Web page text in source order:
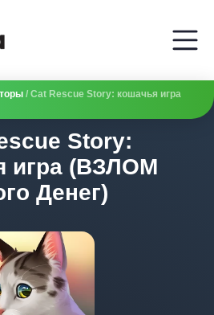
/ Cat Rescue Story: кошачья игра
Story:
игра (ВЗЛОМ
Денег)